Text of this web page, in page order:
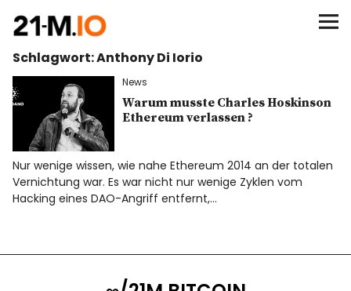
∞/21M BITCOIN
BEGINN
BITCOIN
ANALYSEN
NEWS
Schlagwort:Anthony Di Iorio
News
Warum musste Charles Hoskinson
Ethereum verlassen ?
Nur wenige wissen, wie nahe Ethereum 2014 an der totalen
Vernichtung war. Es war nicht nur wenige Zyklen vom
Hacking eines DAO-Angriff entfernt,…